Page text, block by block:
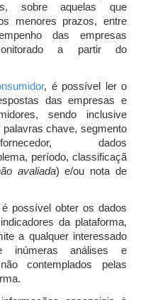
sobre aquelas que
menores prazos, entre
das empresas
a partir do
, é possível ler o
das empresas e
sendo inclusive
chave, segmento
dados
período, classificaçã
avaliada) e/ou nota de
é possível obter os dados
da plataforma,
a qualquer interessado
inúmeras análises e
contemplados pelas